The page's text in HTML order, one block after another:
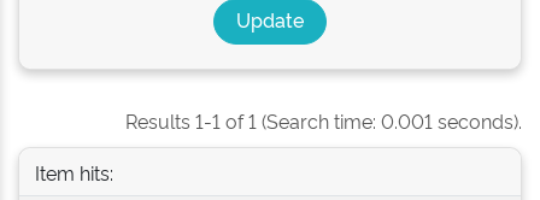
Results 1-1 of 1 (Search time: 0.001 seconds).
Item hits: